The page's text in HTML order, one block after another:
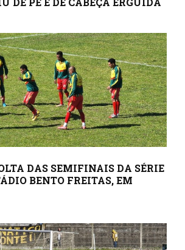
DAS SEMIFINAIS DA SÉRIE
BENTO FREITAS, EM